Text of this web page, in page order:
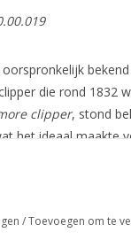
oorspronkelijk
die rond 1832
clipper, stond
het ideaal maakte
(ex
/Toevoegen om te